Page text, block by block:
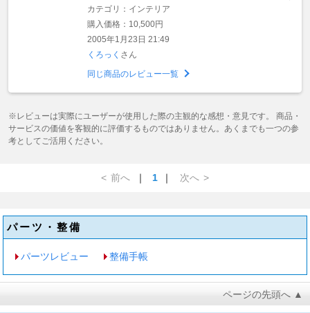
カテゴリ：インテリア
購入価格：10,500円
2005年1月23日 21:49
くろっく さん
同じ商品のレビュー一覧
※レビューは実際にユーザーが使用した際の主観的な感想・意見です。 商品・
サービスの価値を客観的に評価するものではありません。あくまでも一つの参
考としてご活用ください。
< 前へ ｜ 1 ｜ 次へ >
パーツ・整備
パーツレビュー 整備手帳
ページの先頭へ ▲